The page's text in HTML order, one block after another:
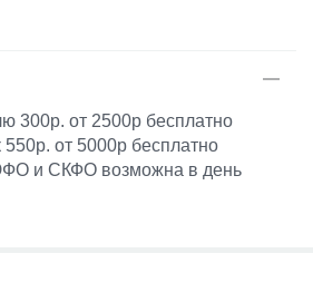
300р. от 2500р бесплатно
от 5000р бесплатно
и СКФО возможна в день